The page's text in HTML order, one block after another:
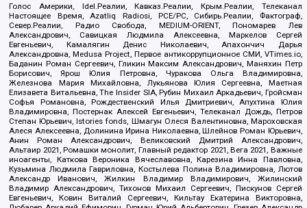
Голос Америки, Idel.Реалии, Кавказ.Реалии, Крым.Реалии, Телеканал
Настоящее Время, Azatliq Radiosi, PCE/PC, Сибирь.Реалии, Фактограф,
Север.Реалии, Радио Свобода, MEDIUM-ORIENT, Пономарев Лев
Александрович, Савицкая Людмила Алексеевна, Маркелов Сергей
Евгеньевич, Камалягин Денис Николаевич, Апахончич Дарья
Александровна, Medusa Project, Первое антикоррупционное СМИ, VTimes.io,
Баданин Роман Сергеевич, Гликин Максим Александрович, Маняхин Петр
Борисович, Ярош Юлия Петровна, Чуракова Ольга Владимировна,
Железнова Мария Михайловна, Лукьянова Юлия Сергеевна, Маетная
Елизавета Витальевна, The Insider SIA, Рубин Михаил Аркадьевич, Гройсман
Софья Романовна, Рождественский Илья Дмитриевич, Апухтина Юлия
Владимировна, Постернак Алексей Евгеньевич, Телеканал Дождь, Петров
Степан Юрьевич, Istories fonds, Шмагун Олеся Валентиновна, Мароховская
Алеся Алексеевна, Долинина Ирина Николаевна, Шлейнов Роман Юрьевич,
Анин Роман Александрович, Великовский Дмитрий Александрович,
Альтаир 2021, Ромашки монолит, Главный редактор 2021, Вега 2021, Важные
иноагенты, Каткова Вероника Вячеславовна, Карезина Инна Павловна,
Кузьмина Людмила Гавриловна, Костылева Полина Владимировна, Лютов
Александр Иванович, Жилкин Владимир Владимирович, Жилинский
Владимир Александрович, Тихонов Михаил Сергеевич, Пискунов Сергей
Евгеньевич, Ковин Виталий Сергеевич, Кильтау Екатерина Викторовна,